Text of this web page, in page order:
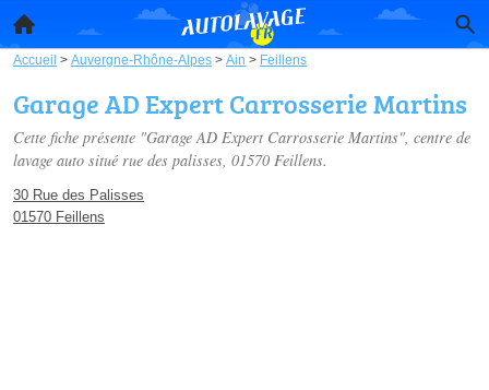
Accueil > Auvergne-Rhône-Alpes > Ain > Feillens
Garage AD Expert Carrosserie Martins
Cette fiche présente "Garage AD Expert Carrosserie Martins", centre de
lavage auto situé rue des palisses, 01570 Feillens.
30 Rue des Palisses
01570 Feillens